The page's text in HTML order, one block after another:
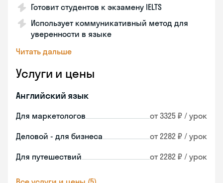
Готовит студентов к экзамену IELTS
Использует коммуникативный метод для
уверенности в языке
Читать дальше
Услуги и цены
Английский язык
Для маркетологов от 3325 ₽ / урок
Деловой - для бизнеса от 2282 ₽ / урок
Для путешествий от 2282 ₽ / урок